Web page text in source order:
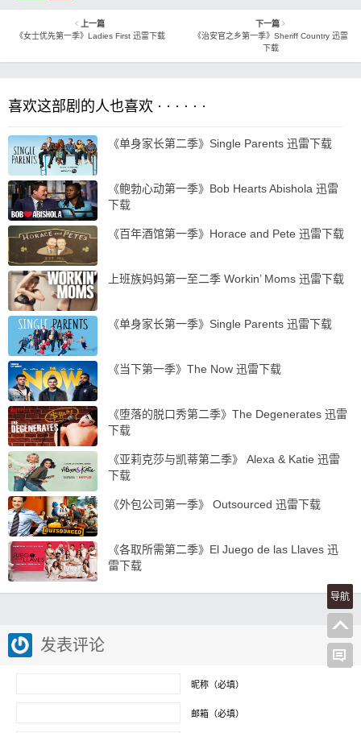
上一篇
《女士优先第一季》Ladies First 迅雷下载
下一篇
《治安官之乡第一季》Sheriff Country 迅雷
下载
喜欢这部剧的人也喜欢 · · · · · ·
《单身家长第二季》Single Parents 迅雷下载
《鲍勃心动第一季》Bob Hearts Abishola 迅雷
下载
《百年酒馆第一季》Horace and Pete 迅雷下载
上班族妈妈第一至二季 Workin’ Moms 迅雷下载
《单身家长第一季》Single Parents 迅雷下载
《当下第一季》The Now 迅雷下载
《堕落的脱口秀第二季》The Degenerates 迅雷
下载
《亚莉克莎与凯蒂第二季》 Alexa & Katie 迅雷
下载
《外包公司第一季》 Outsourced 迅雷下载
《各取所需第二季》El Juego de las Llaves 迅
雷下载
发表评论
昵称（必填）
邮箱（必填）
导航